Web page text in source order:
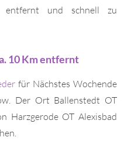
entfernt und schnell zu
10 Km entfernt
für Nächstes Wochende
Der Ort Ballenstedt OT
Harzgerode OT Alexisbad